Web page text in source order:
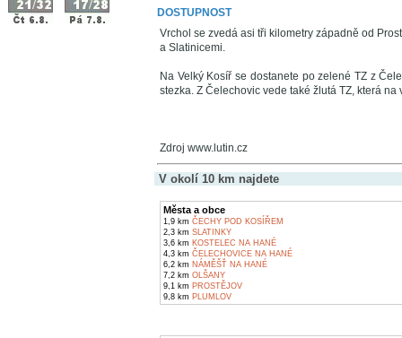
DOSTUPNOST
Vrchol se zvedá asi tři kilometry západně od
a Slatinicemi.
Na Velký Kosíř se dostanete po zelené TZ z
stezka. Z Čelechovic vede také žlutá TZ, která
Zdroj www.lutin.cz
V okolí 10 km najdete
Města a obce
1,9 km ČECHY POD KOSÍŘEM
2,3 km SLATINKY
3,6 km KOSTELEC NA HANÉ
4,3 km ČELECHOVICE NA HANÉ
6,2 km NÁMĚŠŤ NA HANÉ
7,2 km OLŠANY
9,1 km PROSTĚJOV
9,8 km PLUMLOV